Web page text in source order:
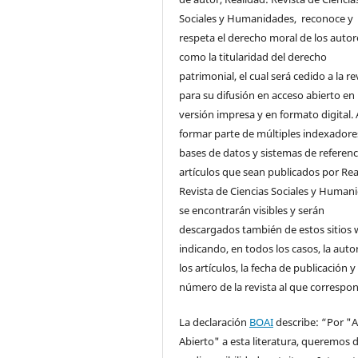
Sociales y Humanidades, reconoce y
respeta el derecho moral de los
como la titularidad del derecho
patrimonial, el cual será cedido a la
para su difusión en acceso abierto en
versión impresa y en formato digital.
formar parte de múltiples
bases de datos y sistemas de
artículos que sean publicados por
Revista de Ciencias Sociales y
se encontrarán visibles y serán
descargados también de estos sitios
indicando, en todos los casos, la
los artículos, la fecha de publicación y
número de la revista al que
La declaración BOAIdescribe: “Por
Abierto" a esta literatura, queremos